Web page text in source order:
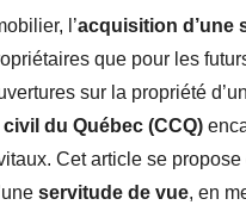
l’acquisition d’une
que pour les
sur la propriété
du Québec (CCQ)
Cet article se propose
servitude de vue, en